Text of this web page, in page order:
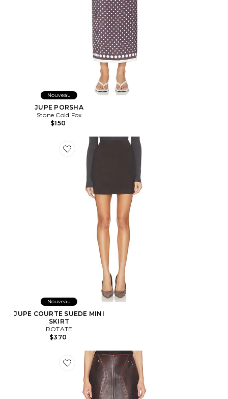
Nouveau
JUPE PORSHA
Stone Cold Fox
$150
Favorite JUPE COURTE SUEDE MINI SKIRT
Nouveau
JUPE COURTE SUEDE MINI
SKIRT
ROTATE
$370
Favorite JUPE